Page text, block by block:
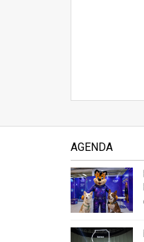
AGENDA